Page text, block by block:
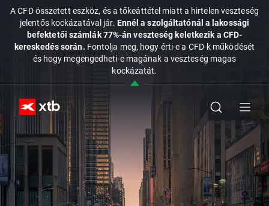
A CFD összetett eszköz, és a tőkeáttétel miatt a hirtelen veszteség
jelentős kockázatával jár. Ennél a szolgáltatónál a lakossági
befektetői számlák 77%-án veszteség keletkezik a CFD-
kereskedés során. Fontolja meg, hogy érti-e a CFD-k működését
és hogy megengedheti-e magának a veszteség magas
kockázatát.